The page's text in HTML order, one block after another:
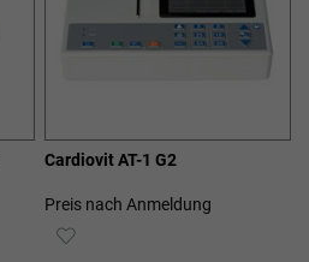
Cardiovit AT-1 G2
Preis nach Anmeldung
ZUR